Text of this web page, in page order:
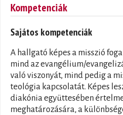
Kompetenciák
Sajátos kompetenciák
A hallgató képes a misszió
mind az evangélium/
való viszonyát, mind pedig a
teológia kapcsolatát. Képes
diakónia együttesében
meghatározására, a